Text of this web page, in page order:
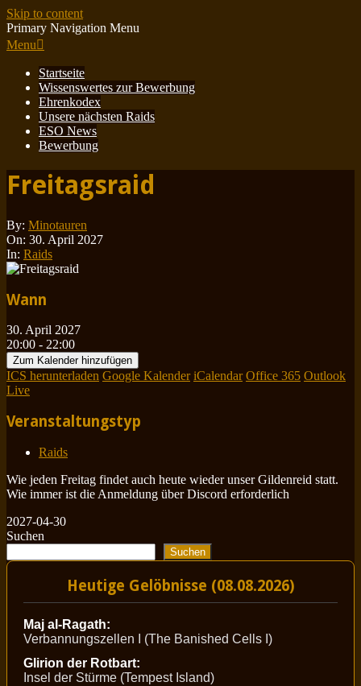
Skip to content
Primary Navigation Menu
Menu
Startseite
Wissenswertes zur Bewerbung
Ehrenkodex
Unsere nächsten Raids
ESO News
Bewerbung
Freitagsraid
By: Minotauren
On: 30. April 2027
In: Raids
Wann
30. April 2027
20:00 - 22:00
Zum Kalender hinzufügen
ICS herunterladen Google Kalender iCalendar Office 365 Outlook
Live
Veranstaltungstyp
Raids
Wie jeden Freitag findet auch heute wieder unser Gildenreid statt.
Wie immer ist die Anmeldung über Discord erforderlich
2027-04-30
Suchen
Suchen
Heutige Gelöbnisse (08.08.2026)
Maj al-Ragath:
Verbannungszellen I (The Banished Cells I)
Glirion der Rotbart:
Insel der Stürme (Tempest Island)